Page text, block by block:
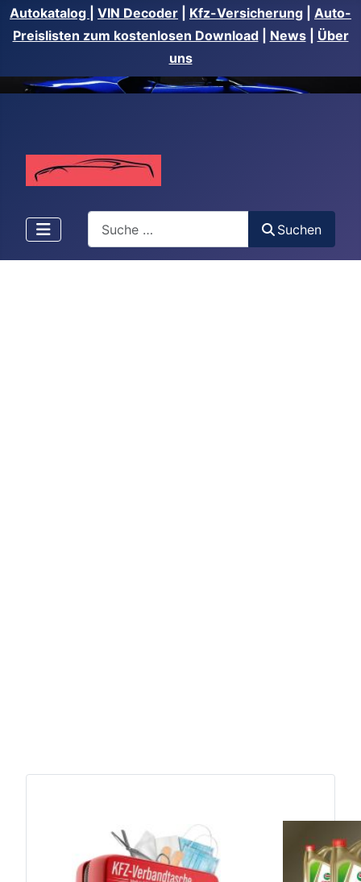
Autokatalog VIN Decoder Kfz-Versicherung
Auto-
Preislisten zum kostenlosen Download| News| Über
uns
Suchen